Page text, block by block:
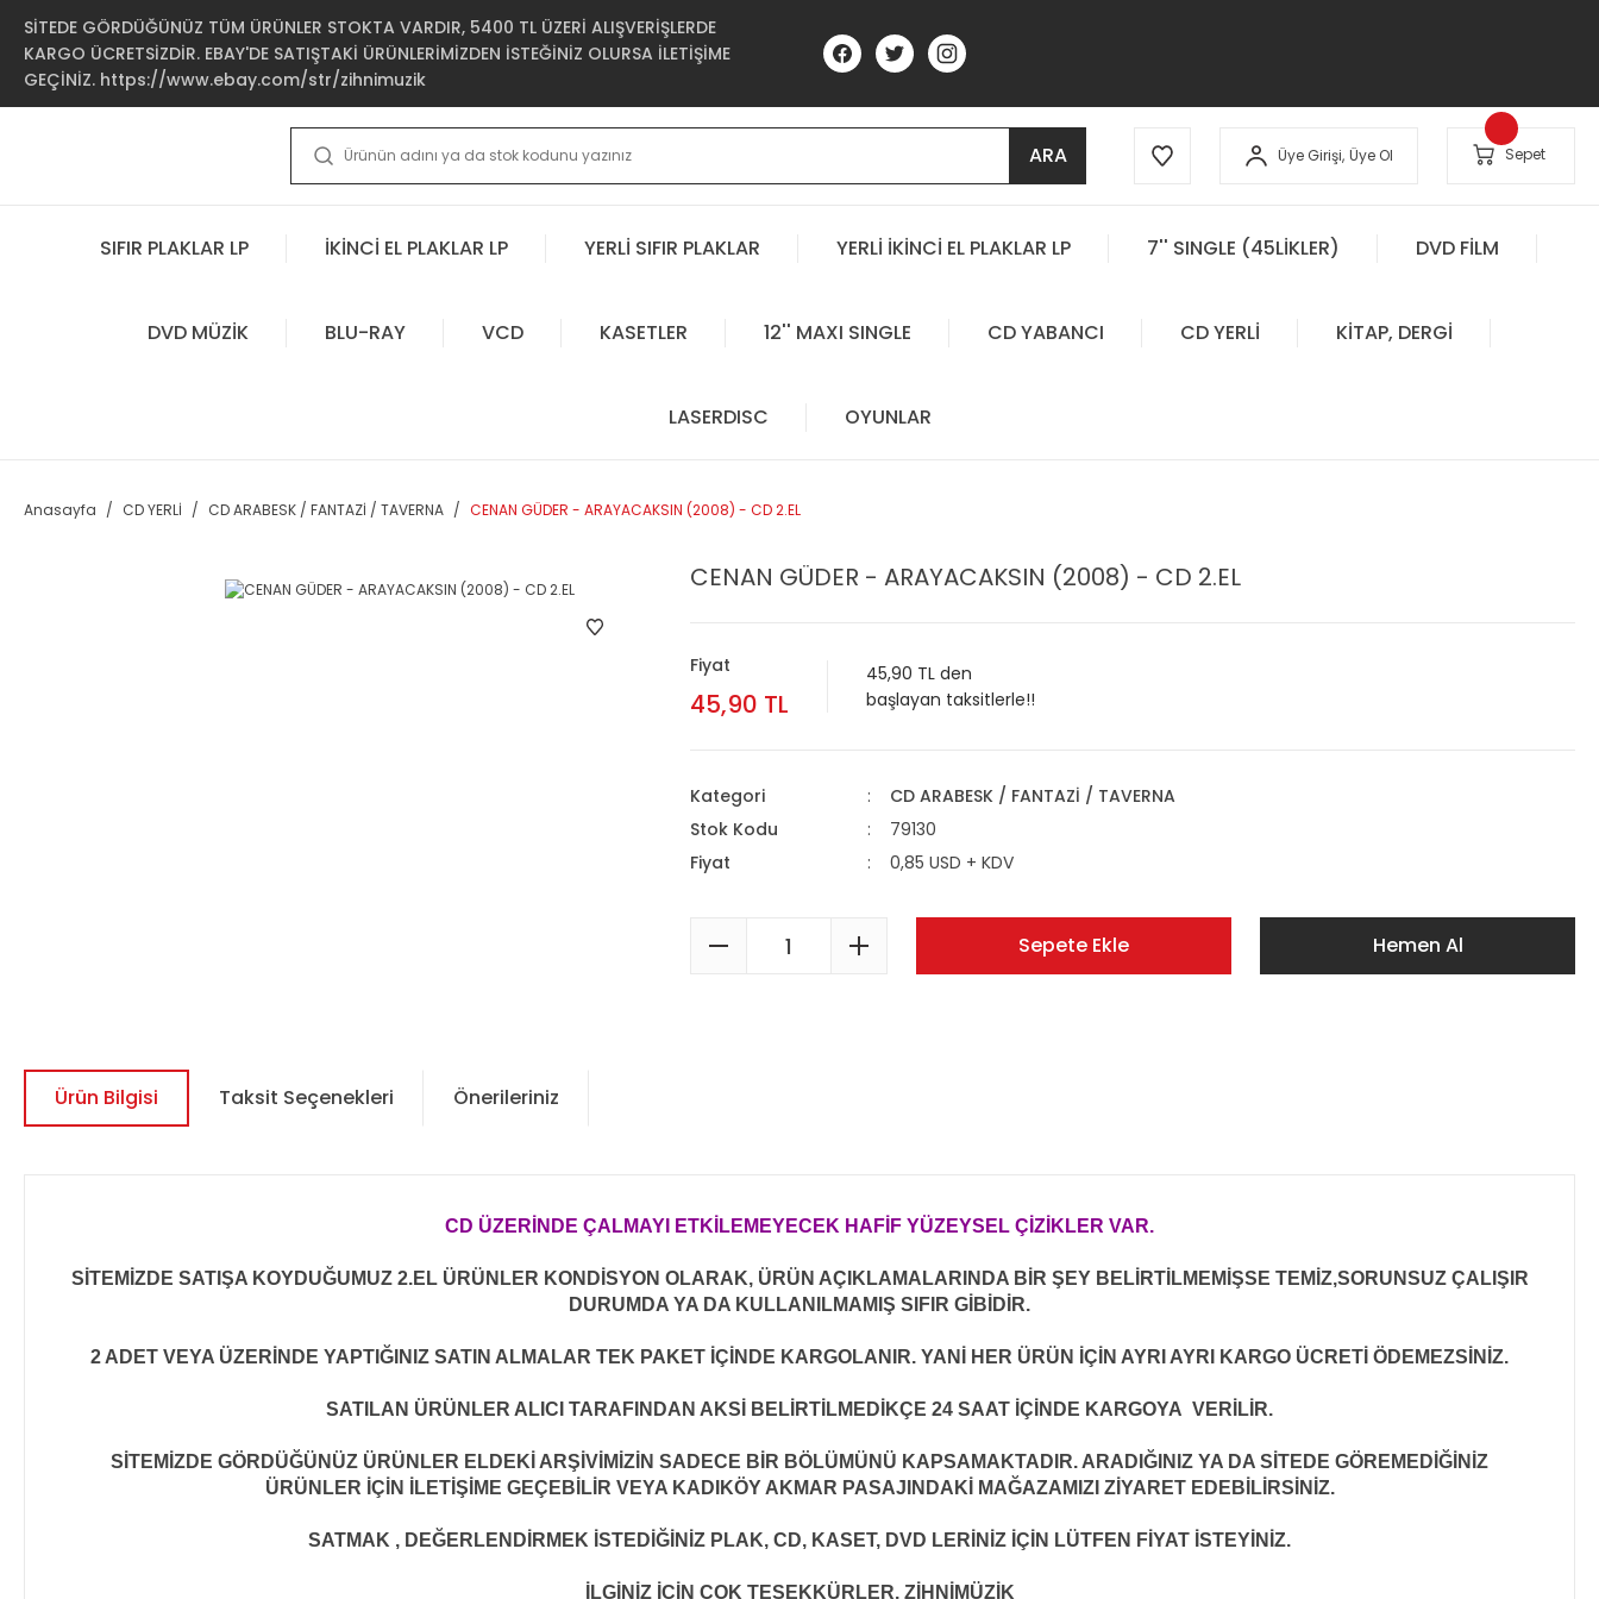
SİTEDE GÖRDÜĞÜNÜZ TÜM ÜRÜNLER STOKTA VARDIR, 5400 TL ÜZERİ ALIŞVERİŞLERDE
KARGO ÜCRETSİZDİR. EBAY'DE SATIŞTAKİ ÜRÜNLERİMİZDEN İSTEĞİNİZ OLURSA İLETİŞİME
GEÇİNİZ. https://www.ebay.com/str/zihnimuzik
ARA Üye Girişi, Üye Ol Sepet
SIFIR PLAKLAR LP İKİNCİ EL PLAKLAR LP YERLİ SIFIR PLAKLAR YERLİ İKİNCİ EL PLAKLAR LP 7'' SINGLE (45LİKLER) DVD FİLM
DVD MÜZİK BLU-RAY VCD KASETLER 12'' MAXI SINGLE CD YABANCI CD YERLİ KİTAP, DERGİ
LASERDISC OYUNLAR
Anasayfa CD YERLİ CD ARABESK / FANTAZİ / TAVERNA CENAN GÜDER - ARAYACAKSIN (2008) - CD 2.EL
CENAN GÜDER - ARAYACAKSIN (2008) - CD 2.EL
Fiyat
45,90 TL
45,90 TL den
başlayan taksitlerle!!
Kategori
CD ARABESK / FANTAZİ / TAVERNA
Stok Kodu
79130
Fiyat
0,85 USD + KDV
Sepete Ekle Hemen Al
Ürün Bilgisi Taksit Seçenekleri Önerileriniz
CD ÜZERİNDE ÇALMAYI ETKİLEMEYECEK HAFİF YÜZEYSEL ÇİZİKLER VAR.
SİTEMİZDE SATIŞA KOYDUĞUMUZ 2.EL ÜRÜNLER KONDİSYON OLARAK, ÜRÜN AÇIKLAMALARINDA BİR ŞEY BELİRTİLMEMİŞSE TEMİZ,SORUNSUZ ÇALIŞIR
DURUMDA YA DA KULLANILMAMIŞ SIFIR GİBİDİR.
2 ADET VEYA ÜZERİNDE YAPTIĞINIZ SATIN ALMALAR TEK PAKET İÇİNDE KARGOLANIR. YANİ HER ÜRÜN İÇİN AYRI AYRI KARGO ÜCRETİ ÖDEMEZSİNİZ.
SATILAN ÜRÜNLER ALICI TARAFINDAN AKSİ BELİRTİLMEDİKÇE 24 SAAT İÇİNDE KARGOYA VERİLİR.
SİTEMİZDE GÖRDÜĞÜNÜZ ÜRÜNLER ELDEKİ ARŞİVİMİZİN SADECE BİR BÖLÜMÜNÜ KAPSAMAKTADIR. ARADIĞINIZ YA DA SİTEDE GÖREMEDİĞİNİZ
ÜRÜNLER İÇİN İLETİŞİME GEÇEBİLİR VEYA KADIKÖY AKMAR PASAJINDAKİ MAĞAZAMIZI ZİYARET EDEBİLİRSİNİZ.
SATMAK , DEĞERLENDİRMEK İSTEDİĞİNİZ PLAK, CD, KASET, DVD LERİNİZ İÇİN LÜTFEN FİYAT İSTEYİNİZ.
İLGİNİZ İÇİN ÇOK TEŞEKKÜRLER. ZİHNİMÜZİK